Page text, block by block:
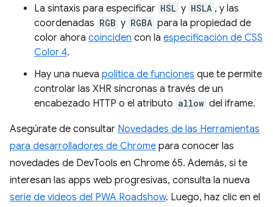
La sintaxis para especificar HSL y HSLA , y las
coordenadas RGB y RGBA para la propiedad de
color ahora coinciden con la especificación de CSS
Color 4.
Hay una nueva política de funciones que te permite
controlar las XHR síncronas a través de un
encabezado HTTP o el atributo allow del iframe.
Asegúrate de consultar Novedades de las Herramientas
para desarrolladores de Chrome para conocer las
novedades de DevTools en Chrome 65. Además, si te
interesan las apps web progresivas, consulta la nueva
serie de videos del PWA Roadshow. Luego, haz clic en el